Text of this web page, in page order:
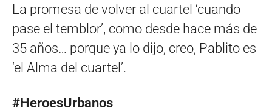
La promesa de volver al cuartel ‘cuando
pase el temblor’, como desde hace más de
35 años… porque ya lo dijo, creo, Pablito es
‘el Alma del cuartel’.
#HeroesUrbanos